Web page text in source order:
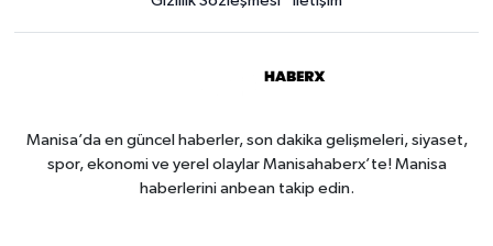
Manisa’da en güncel haberler, son dakika gelişmeleri, siyaset,
spor, ekonomi ve yerel olaylar Manisahaberx’te! Manisa
haberlerini anbean takip edin.